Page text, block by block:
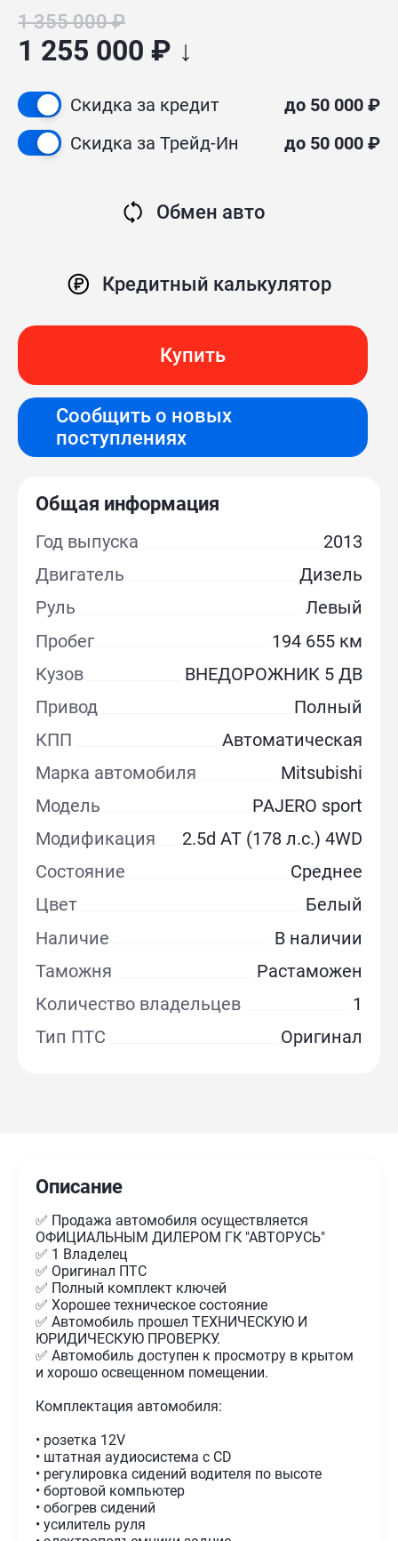
1 355 000 ₽
1 255 000 ₽ ↓
Скидка за кредит
до 50 000 ₽
Скидка за Трейд-Ин
до 50 000 ₽
Обмен авто
Кредитный калькулятор
Купить
Сообщить о новых
поступлениях
Общая информация
Год выпуска
2013
Двигатель
Дизель
Руль
Левый
Пробег
194 655 км
Кузов
ВНЕДОРОЖНИК 5 ДВ
Привод
Полный
КПП
Автоматическая
Марка автомобиля
Mitsubishi
Модель
PAJERO sport
Модификация
2.5d AT (178 л.с.) 4WD
Состояние
Среднее
Цвет
Белый
Наличие
В наличии
Таможня
Растаможен
Количество владельцев
1
Тип ПТС
Оригинал
Описание
✅ Продажа автомобиля осуществляется
ОФИЦИАЛЬНЫМ ДИЛЕРОМ ГК "АВТОРУСЬ"
✅ 1 Владелец
✅ Оригинал ПТС
✅ Полный комплект ключей
✅ Хорошее техническое состояние
✅ Автомобиль прошел ТЕХНИЧЕСКУЮ И
ЮРИДИЧЕСКУЮ ПРОВЕРКУ.
✅ Автомобиль доступен к просмотру в крытом
и хорошо освещенном помещении.
Комплектация автомобиля:
• розетка 12V
• штатная аудиосистема с CD
• регулировка сидений водителя по высоте
• бортовой компьютер
• обогрев сидений
• усилитель руля